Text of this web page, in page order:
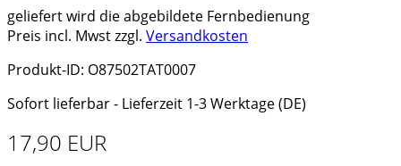
geliefert wird die abgebildete Fernbedienung
Preis incl. Mwst zzgl. Versandkosten
Produkt-ID: O87502TAT0007
Sofort lieferbar - Lieferzeit 1-3 Werktage (DE)
17,90 EUR